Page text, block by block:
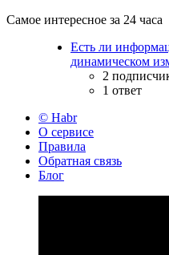
Самое интересное за 24 часа
Есть ли
динамическом
2
1 ответ
© Habr
О сервисе
Правила
Обратная связь
Блог